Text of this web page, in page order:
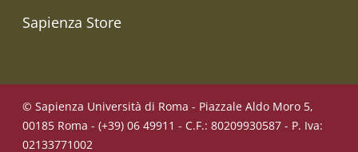
Sapienza Store
© Sapienza Università di Roma - Piazzale Aldo Moro 5,
00185 Roma - (+39) 06 49911 - C.F.: 80209930587 - P. Iva:
02133771002